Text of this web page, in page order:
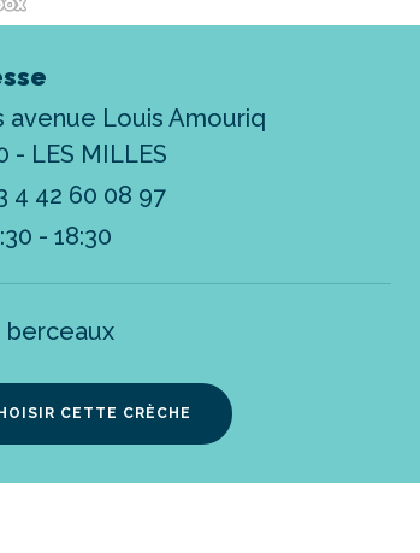
avenue Louis Amouriq
- LES MILLES
4 42 60 08 97
- 18:30
berceaux
CETTE CRÈCHE